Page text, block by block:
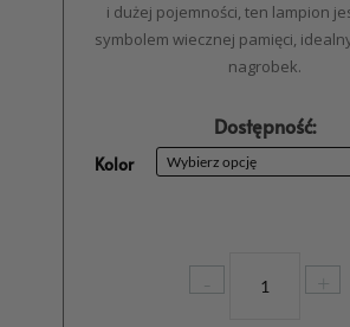
i dużej pojemności, ten lampion
symbolem wiecznej pamięci,
nagrobek.
Dostępność:
Kolor
-
Znicz
+